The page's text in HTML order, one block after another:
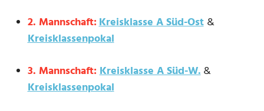
2. Mannschaft:Kreisklasse A Süd-Ost &
Kreisklassenpokal
3. Mannschaft:Kreisklasse A Süd-W.&
Kreisklassenpokal